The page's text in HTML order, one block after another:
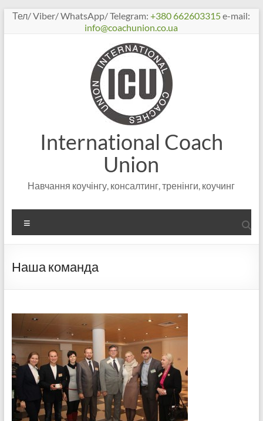
Перейти
Тел/ Viber/ WhatsApp/ Telegram:+380 662603315e-mail:
info@coachunion.co.ua
International Coach
Union
Навчання коучінгу, консалтинг, тренінги, коучинг
Наша команда